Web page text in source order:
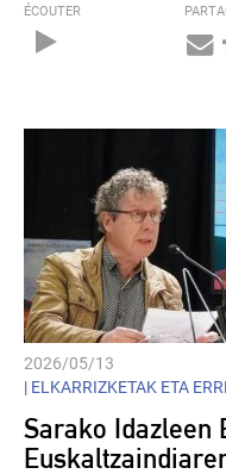
ÉCOUTER
2026/05/13
| ELKARRIZKETAK ETA
Sarako Idazleen